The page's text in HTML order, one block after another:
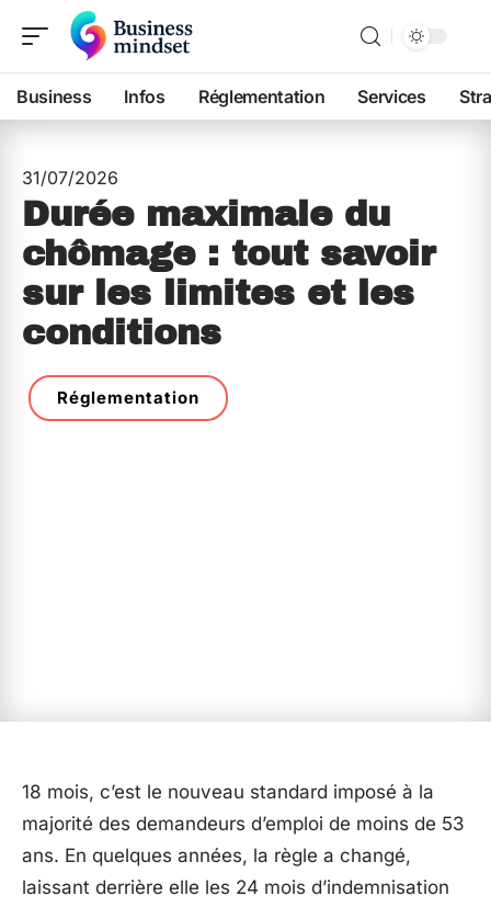
Business Infos Réglementation Services
31/07/2026
Durée maximale du
chômage : tout savoir
sur les limites et les
conditions
Réglementation
18 mois, c’est le nouveau standard imposé à la
majorité des demandeurs d’emploi de moins de 53
ans. En quelques années, la règle a changé,
laissant derrière elle les 24 mois d’indemnisation